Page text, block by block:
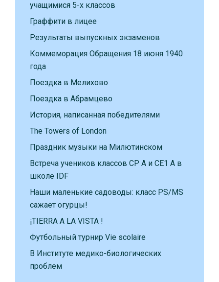
учащимися 5-х классов
Граффити в лицее
Результаты выпускных экзаменов
Коммеморация Обращения 18 июня 1940
года
Поездка в Мелихово
Поездка в Абрамцево
История, написанная победителями
The Towers of London
Праздник музыки на Милютинском
Встреча учеников классов CP A и CE1 A в
школе IDF
Наши маленькие садоводы: класс PS/MS
сажает огурцы!
¡TIERRA A LA VISTA !
Футбольный турнир Vie scolaire
В Институте медико-биологических
проблем